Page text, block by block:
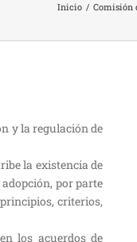
Inicio / Comisión
y la regulación de
la existencia de
por parte
criterios,
los acuerdos de